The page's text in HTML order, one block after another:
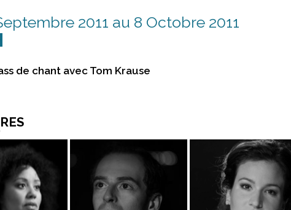
2011 au 8 Octobre 2011
de chant avec Tom Krause